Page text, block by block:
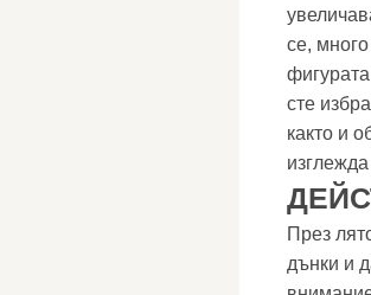
се,
сте
както и
През
дънки и